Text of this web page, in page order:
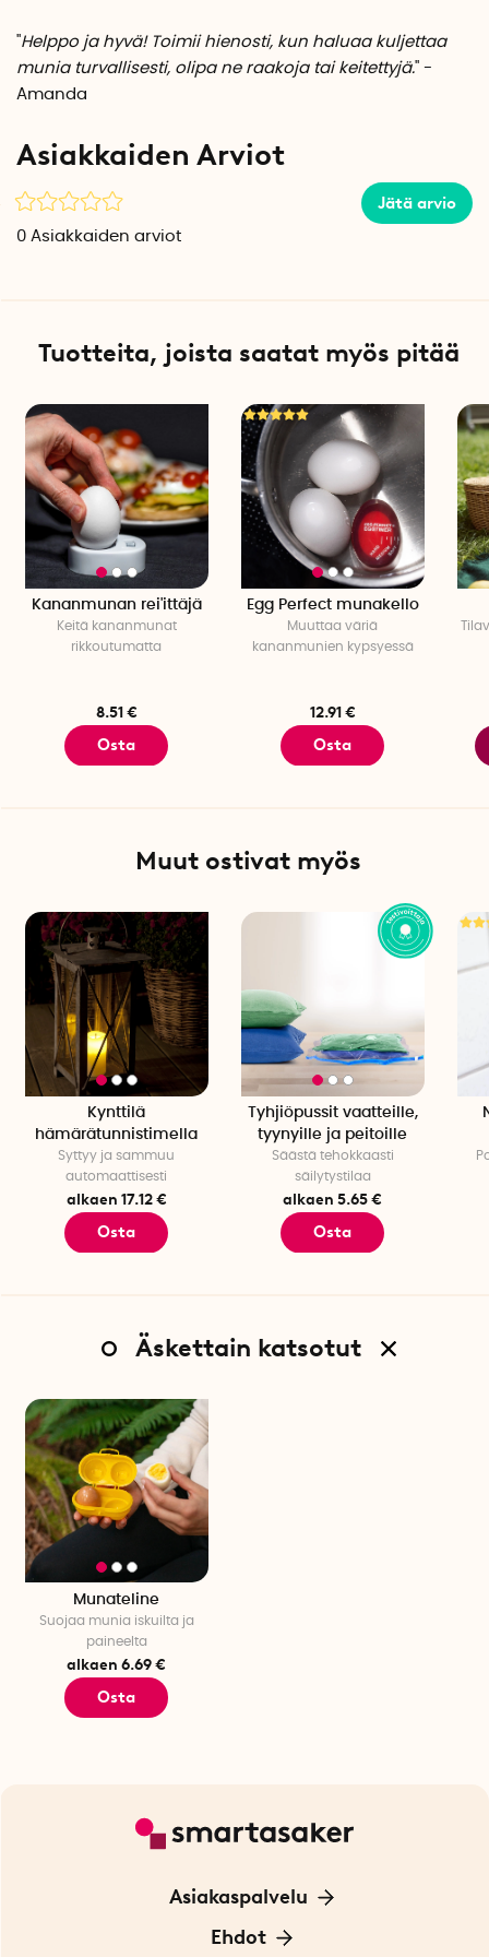
"Helppo ja hyvä! Toimii hienosti, kun haluaa kuljettaa
munia turvallisesti, olipa ne raakoja tai keitettyjä." -
Amanda
Asiakkaiden Arviot
Jätä arvio
0 Asiakkaiden arviot
Tuotteita, joista saatat myös pitää
Kananmunan rei'ittäjä
Keitä kananmunat
rikkoutumatta
8.51 €
Osta
Egg Perfect munakello
Muuttaa väriä
kananmunien kypsyessä
12.91 €
Osta
Muut ostivat myös
Kynttilä
hämärätunnistimella
Syttyy ja sammuu
automaattisesti
alkaen 17.12 €
Osta
Tyhjiöpussit vaatteille,
tyynyille ja peitoille
Säästä tehokkaasti
säilytystilaa
alkaen 5.65 €
Osta
Äskettain katsotut
Munateline
Suojaa munia iskuilta ja
paineelta
alkaen 6.69 €
Osta
Asiakaspalvelu
Ota yhteyttä
Ehdot